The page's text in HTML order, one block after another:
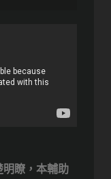
明瞭，本輔助